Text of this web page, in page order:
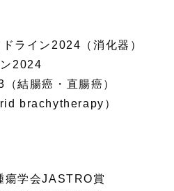
ライン2024（消化器）
2024
結腸癌・直腸癌）
brachytherapy）
学会JASTRO賞